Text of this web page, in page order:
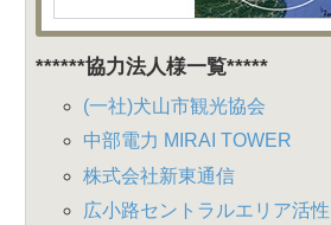
******協力法人様一覧*****
(一社)犬山市観光協会
中部電力 MIRAI TOWER
株式会社新東通信
広小路セントラルエリア活性